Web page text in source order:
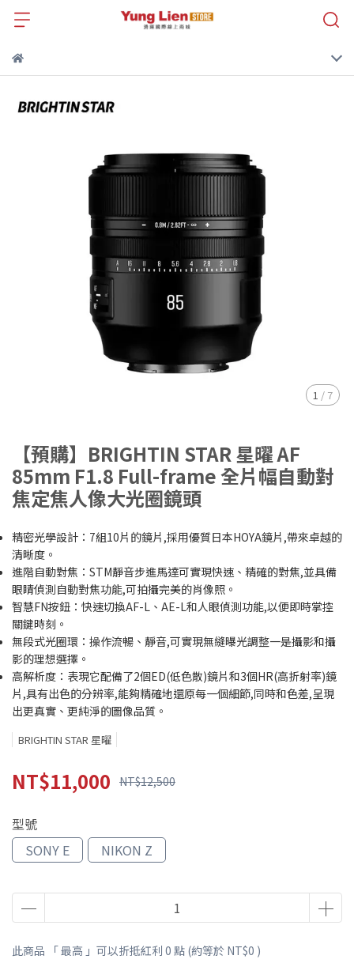
1 / 7
【預購】BRIGHTIN STAR 星曜 AF
85mm F1.8 Full-frame 全片幅自動對
焦定焦人像大光圈鏡頭
精密光學設計：7組10片的鏡片,採用優質日本HOYA鏡片,帶來卓越的
清晰度。
進階自動對焦：STM靜音步進馬達可實現快速、精確的對焦,並具備
眼睛偵測自動對焦功能,可拍攝完美的肖像照。
智慧FN按鈕：快速切換AF-L、AE-L和人眼偵測功能,以便即時掌控
關鍵時刻。
無段式光圈環：操作流暢、靜音,可實現無縫曝光調整一是攝影和攝
影的理想選擇。
高解析度：表現它配備了2個ED(低色散)鏡片和3個HR(高折射率)鏡
片,具有出色的分辨率,能夠精確地還原每一個細節,同時和色差,呈現
出更真實、更純淨的圖像品質。
BRIGHTIN STAR 星曜
NT$11,000 NT$12,500
型號
SONY E
NIKON Z
此商品 「 最高 」可以折抵紅利 0 點 (約等於 NT$0 )